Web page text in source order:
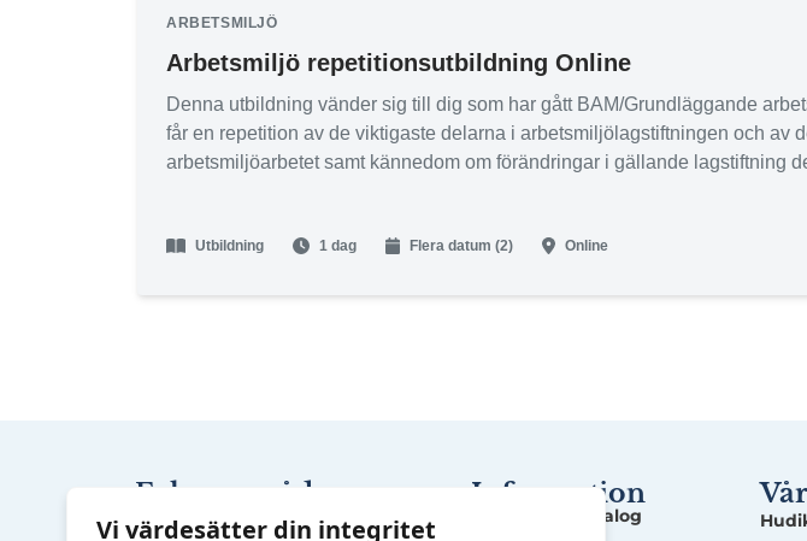
ARBETSMILJÖ
Arbetsmiljö repetitionsutbildning Online
Denna utbildning vänder sig till dig som har gått BAM/Grundläggande
får en repetition av de viktigaste delarna i arbetsmiljölagstiftningen och av
arbetsmiljöarbetet samt kännedom om förändringar i gällande lagstiftning
Utbildning 1 dag Flera datum (2) Online
Fokusområden
Arbetsmiljö
Information
Utbildningskatalog
Vi värdesätter din integritet